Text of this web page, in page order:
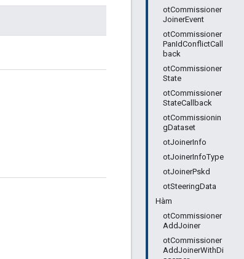
otCommissioner
JoinerEvent
otCommissioner
PanIdConflictCall
back
otCommissioner
State
otCommissioner
StateCallback
otCommissionin
gDataset
otJoinerInfo
otJoinerInfoType
otJoinerPskd
otSteeringData
Hàm
otCommissioner
AddJoiner
otCommissioner
AddJoinerWithDi